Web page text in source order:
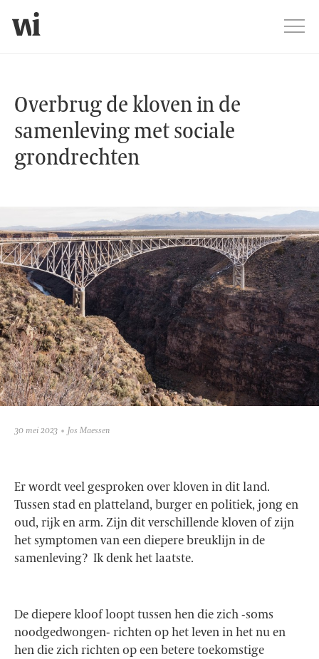
Overbrug de kloven in de
Overbrug de kloven in de
samenleving met sociale
grondrechten
30 mei 2023 Jos Maessen
Er wordt veel gesproken over kloven in dit land.
Tussen stad en platteland, burger en politiek, jong en
oud, rijk en arm. Zijn dit verschillende kloven of zijn
het symptomen van een diepere breuklijn in de
samenleving? Ik denk het laatste.
De diepere kloof loopt tussen hen die zich -soms
noodgedwongen- richten op het leven in het nu en
hen die zich richten op een betere toekomstige